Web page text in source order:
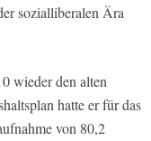
sozialliberalen Ära
wieder den alten
hatte er für das
von 80,2